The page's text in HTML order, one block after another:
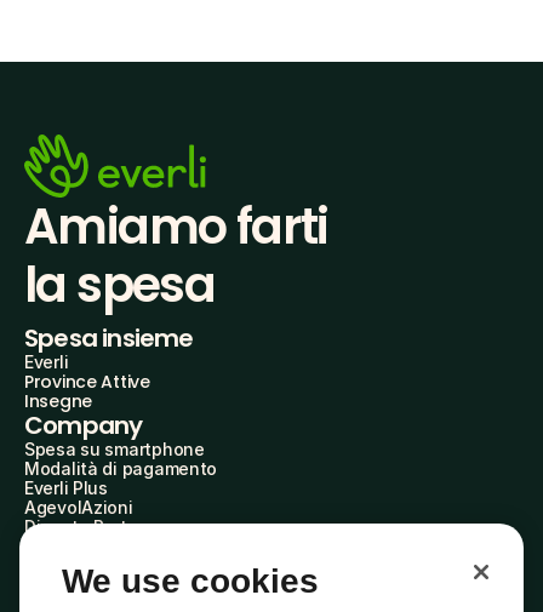
Amiamo farti
la spesa
Spesa insieme
Everli
Province Attive
Insegne
Company
Spesa su smartphone
Modalità di pagamento
Everli Plus
AgevolAzioni
Diventa Partner
Everli Shoppers
About Us
We use cookies